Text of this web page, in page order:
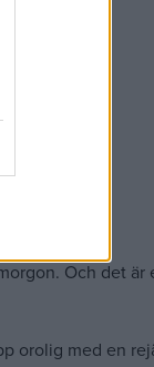
Och det
orolig med en